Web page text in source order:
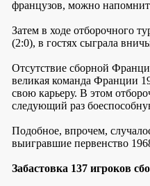
французов, можно
Затем в ходе отборочного
(2:0), в гостях сыграла
Отсутствие сборной
великая команда Франции
свою карьеру. В этом
следующий раз
Подобное, впрочем,
выигравшие первенство
Забастовка 137 игроков